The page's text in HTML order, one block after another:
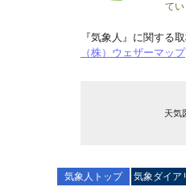
てい
『気象人』に関する
（株）ウェザーマップ
天気
気象人トップ 気象ダイア